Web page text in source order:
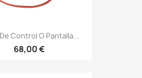
Control O Pantalla...
68,00 €